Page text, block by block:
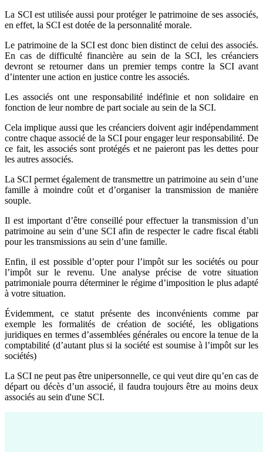
La SCI est utilisée aussi pour protéger le patrimoine de ses associés,
en effet, la SCI est dotée de la personnalité morale.
Le patrimoine de la SCI est donc bien distinct de celui des associés.
En cas de difficulté financière au sein de la SCI, les créanciers
devront se retourner dans un premier temps contre la SCI avant
d’intenter une action en justice contre les associés.
Les associés ont une responsabilité indéfinie et non solidaire en
fonction de leur nombre de part sociale au sein de la SCI.
Cela implique aussi que les créanciers doivent agir indépendamment
contre chaque associé de la SCI pour engager leur responsabilité. De
ce fait, les associés sont protégés et ne paieront pas les dettes pour
les autres associés.
La SCI permet également de transmettre un patrimoine au sein d’une
famille à moindre coût et d’organiser la transmission de manière
souple.
Il est important d’être conseillé pour effectuer la transmission d’un
patrimoine au sein d’une SCI afin de respecter le cadre fiscal établi
pour les transmissions au sein d’une famille.
Enfin, il est possible d’opter pour l’impôt sur les sociétés ou pour
l’impôt sur le revenu. Une analyse précise de votre situation
patrimoniale pourra déterminer le régime d’imposition le plus adapté
à votre situation.
Évidemment, ce statut présente des inconvénients comme par
exemple les formalités de création de société, les obligations
juridiques en termes d’assemblées générales ou encore la tenue de la
comptabilité (d’autant plus si la société est soumise à l’impôt sur les
sociétés)
La SCI ne peut pas être unipersonnelle, ce qui veut dire qu’en cas de
départ ou décès d’un associé, il faudra toujours être au moins deux
associés au sein d'une SCI.